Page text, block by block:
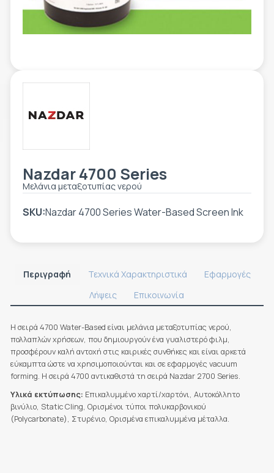
ΕΡΓΑΛΕΊΑ - ΑΞΕΣΟΥΆΡ
ΚΑΤΑ ΠΑΡΑΓΓΕΛΊΑ
ΕΤΙΚΈΤΑ - ΕΎΚΑΜΠΤΗ ΣΥΣΚΕΥΑΣΊΑ
ΤΕΧΝΙΚΆ ΣΧΈΔΙΑ
Nazdar 4700 Series
Μελάνια μεταξοτυπίας νερού
SKU:Nazdar 4700 Series Water-Based Screen Ink
Περιγραφή
Τεχνικά Χαρακτηριστικά
Λήψεις
Επικοινωνία
Εφαρμογές
Η σειρά 4700 Water-Based είναι μελάνια μεταξοτυπίας νερού,
πολλαπλών χρήσεων, που δημιουργούν ένα γυαλιστερό φιλμ,
προσφέρουν καλή αντοχή στις καιρικές συνθήκες και είναι αρκετά
εύκαμπτα ώστε να χρησιμοποιούνται και σε εφαρμογές vacuum
forming. Η σειρά 4700 αντικαθιστά τη σειρά Nazdar 2700 Series.
Υλικά εκτύπωσης: Επικαλυμμένο χαρτί/χαρτόνι, Αυτοκόλλητο
βινύλιο, Static Cling, Ορισμένοι τύποι πολυκαρβονικού
(Polycarbonate), Στυρένιο, Ορισμένα επικαλυμμένα μέταλλα.